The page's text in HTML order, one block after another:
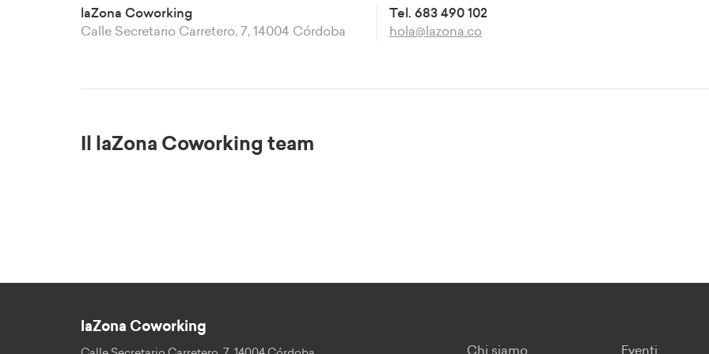
laZona Coworking
Calle Secretario Carretero, 7, 14004 Córdoba
Tel. 683 490 102
hola@lazona.co
Il laZona Coworking team
laZona Coworking
Chi siamo Eventi